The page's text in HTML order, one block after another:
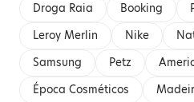
Droga Raia
Booking
Leroy Merlin
Nike
Samsung
Petz
Época Cosméticos